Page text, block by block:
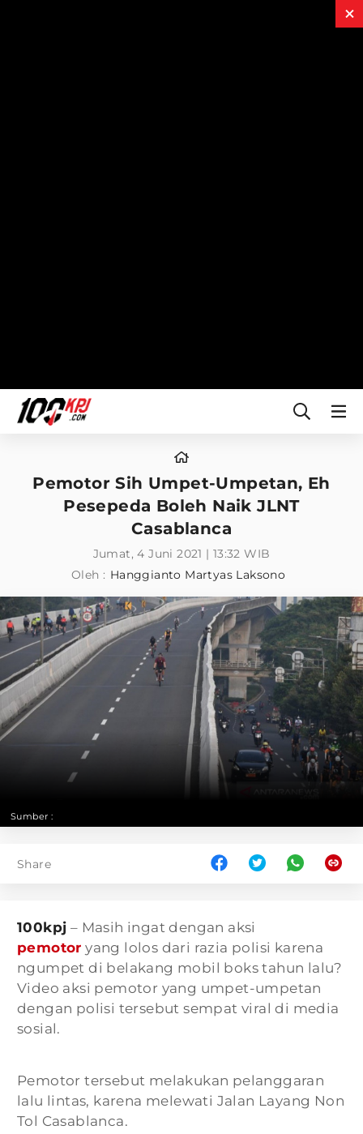
Pemotor Sih Umpet-Umpetan, Eh
Pesepeda Boleh Naik JLNT
Casablanca
Jumat, 4 Juni 2021 | 13:32 WIB
Oleh : Hanggianto Martyas Laksono
Sumber :
Share
100kpj – Masih ingat dengan aksi
pemotor yang lolos dari razia polisi karena
ngumpet di belakang mobil boks tahun lalu?
Video aksi pemotor yang umpet-umpetan
dengan polisi tersebut sempat viral di media
sosial.
Pemotor tersebut melakukan pelanggaran
lalu lintas, karena melewati Jalan Layang Non
Tol Casablanca.